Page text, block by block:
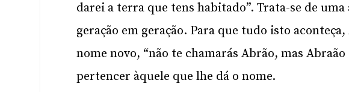
darei a terra que tens habitado”. Trata-se de
geração em geração. Para que tudo isto
nome novo, “não te chamarás Abrão, mas
pertencer àquele que lhe dá o nome.